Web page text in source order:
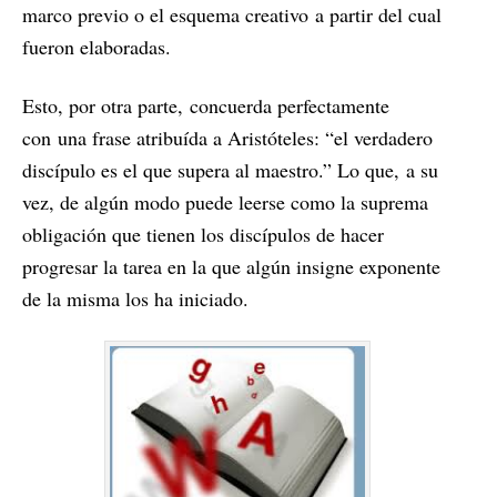
marco previo o el esquema creativo a partir del cual
fueron elaboradas.
Esto, por otra parte, concuerda perfectamente
con una frase atribuída a Aristóteles: “el verdadero
discípulo es el que supera al maestro.” Lo que, a su
vez, de algún modo puede leerse como la suprema
obligación que tienen los discípulos de hacer
progresar la tarea en la que algún insigne exponente
de la misma los ha iniciado.